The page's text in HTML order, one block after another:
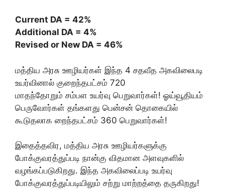
Current DA = 42%
Additional DA = 4%
Revised or New DA = 46%
மத்திய அரசு ஊழியர்கள் இந்த 4 சதவீத அகவிலைபடி
உயர்வினால் குறைந்தபட்சம் 720
மாதந்தோறும் சம்பள உயர்வு பெறுவார்கள்! ஓய்வூதியம்
பெருவோர்கள் தங்களது பென்சன் தொகையில்
கூடுதலாக றைந்தபட்சம் 360 பெறுவார்கள்!
இதைத்தவிர, மத்திய அரசு ஊழியர்களுக்கு
போக்குவரத்துப்படி நான்கு விதமான அளவுகளில்
வழங்கப்படுகிறது. இந்த அகவிலைப்படி உயர்வு
போக்குவரத்துப்படியிலும் சற்று மாற்றத்தை தருகிறது!